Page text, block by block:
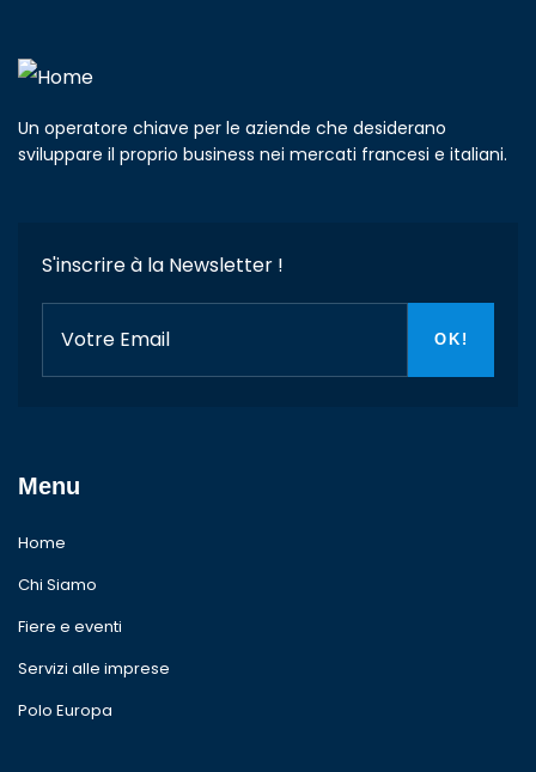
Un operatore chiave per le aziende che desiderano
sviluppare il proprio business nei mercati francesi e italiani.
S'inscrire à la Newsletter !
Menu
Home
Chi Siamo
Fiere e eventi
Servizi alle imprese
Polo Europa